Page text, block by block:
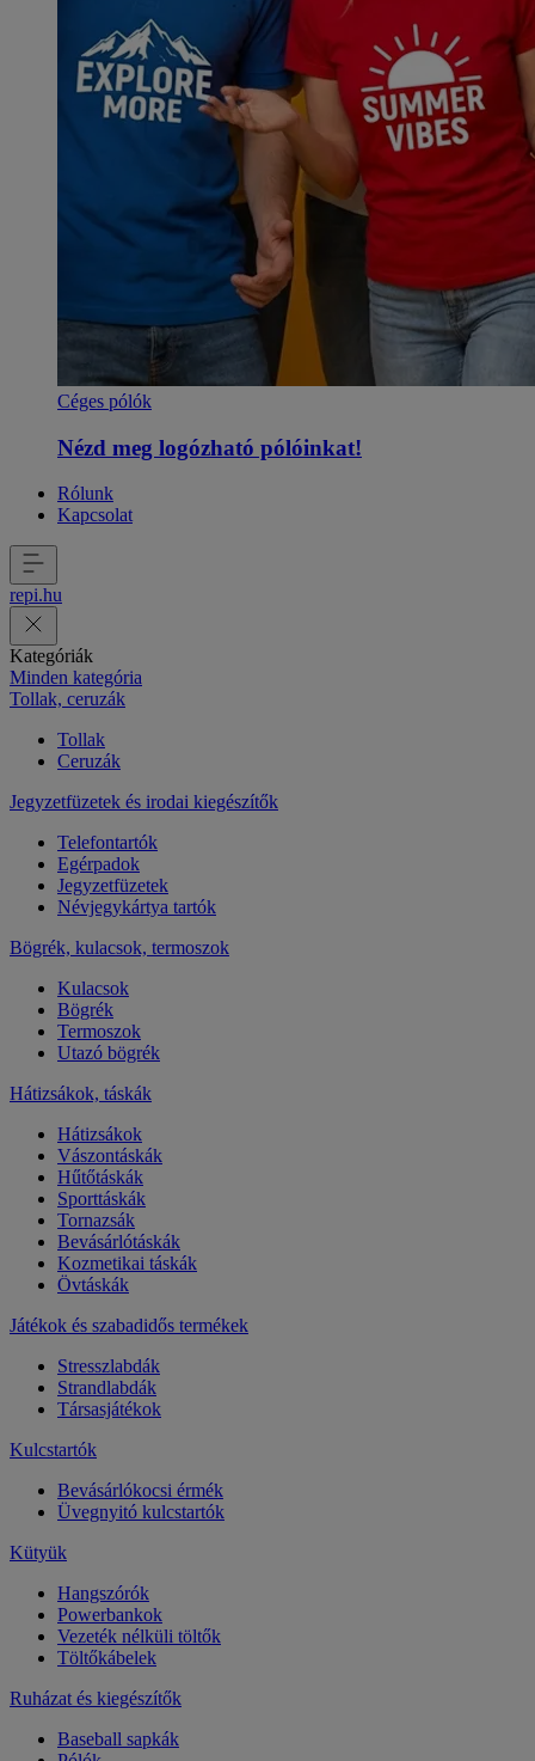
Céges pólók
Nézd meg logózható pólóinkat!
Rólunk
Kapcsolat
repi.hu
Kategóriák
Minden kategória
Tollak, ceruzák
Tollak
Ceruzák
Jegyzetfüzetek és irodai kiegészítők
Telefontartók
Egérpadok
Jegyzetfüzetek
Névjegykártya tartók
Bögrék, kulacsok, termoszok
Kulacsok
Bögrék
Termoszok
Utazó bögrék
Hátizsákok, táskák
Hátizsákok
Vászontáskák
Hűtőtáskák
Sporttáskák
Tornazsák
Bevásárlótáskák
Kozmetikai táskák
Övtáskák
Játékok és szabadidős termékek
Stresszlabdák
Strandlabdák
Társasjátékok
Kulcstartók
Bevásárlókocsi érmék
Üvegnyitó kulcstartók
Kütyük
Hangszórók
Powerbankok
Vezeték nélküli töltők
Töltőkábelek
Ruházat és kiegészítők
Baseball sapkák